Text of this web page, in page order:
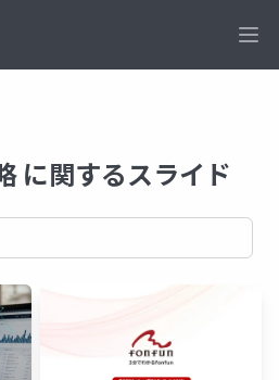
に関するスライド